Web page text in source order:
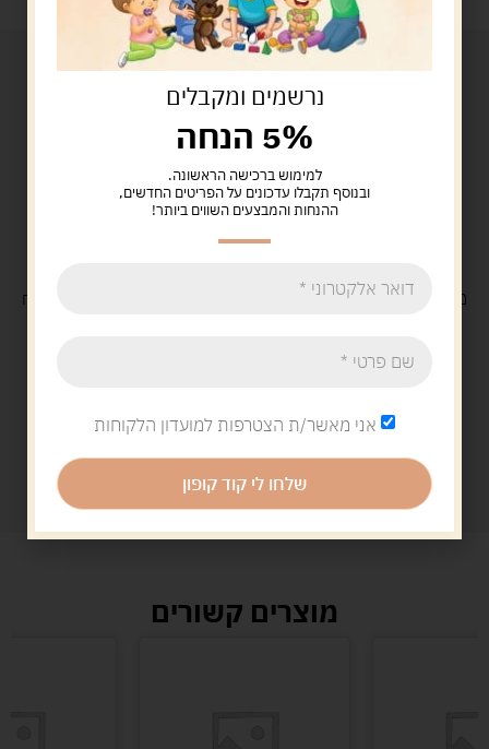
משלוח חינםבקנייה מעל 329 ש"ח
מוצרים קשורים
נרשמים ומקבלים
5% הנחה
למימוש ברכישה הראשונה.
ובנוסף תקבלו עדכונים על הפריטים החדשים,
ההנחות והמבצעים השווים ביותר!
אני מאשר/ת הצטרפות למועדון הלקוחות
שלחו לי קוד קופון